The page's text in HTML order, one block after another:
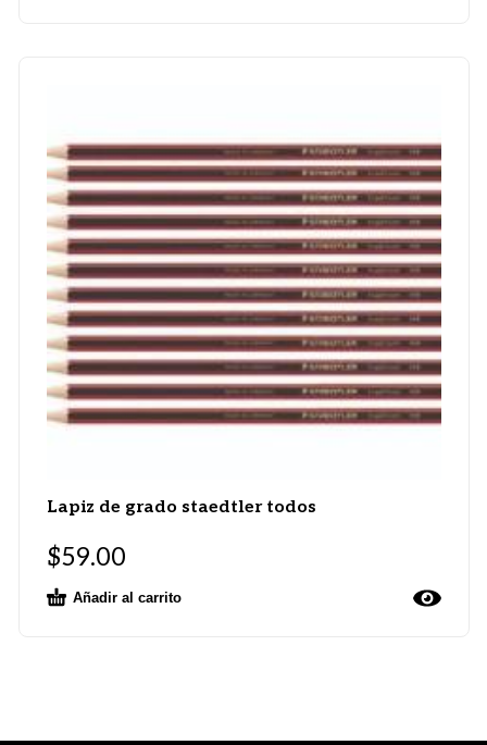
Lapiz de grado staedtler todos
$59.00
Añadir al carrito